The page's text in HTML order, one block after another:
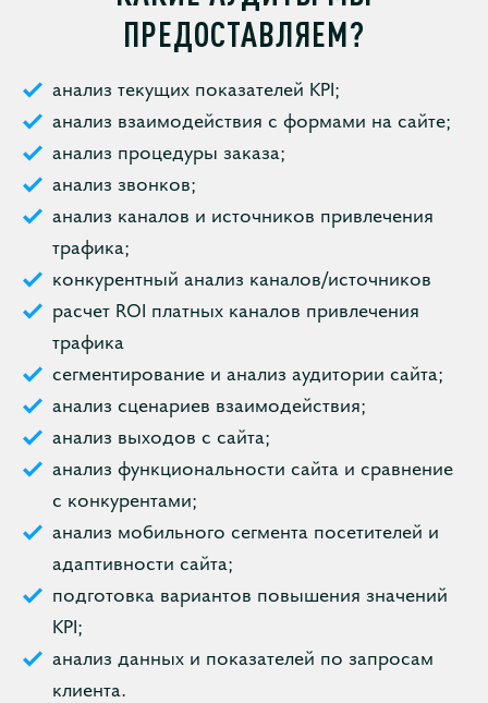
ПРЕДОСТАВЛЯЕМ?
анализ текущих показателей KPI;
анализ взаимодействия с формами на сайте;
анализ процедуры заказа;
анализ звонков;
анализ каналов и источников привлечения
трафика;
конкурентный анализ каналов/источников
расчет ROI платных каналов привлечения
трафика
сегментирование и анализ аудитории сайта;
анализ сценариев взаимодействия;
анализ выходов с сайта;
анализ функциональности сайта и сравнение
с конкурентами;
анализ мобильного сегмента посетителей и
адаптивности сайта;
подготовка вариантов повышения значений
KPI;
анализ данных и показателей по запросам
клиента.